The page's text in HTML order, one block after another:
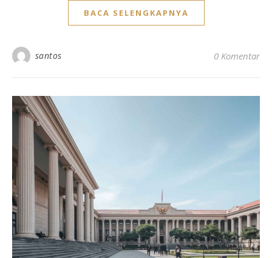
BACA SELENGKAPNYA
santos 0 Komentar